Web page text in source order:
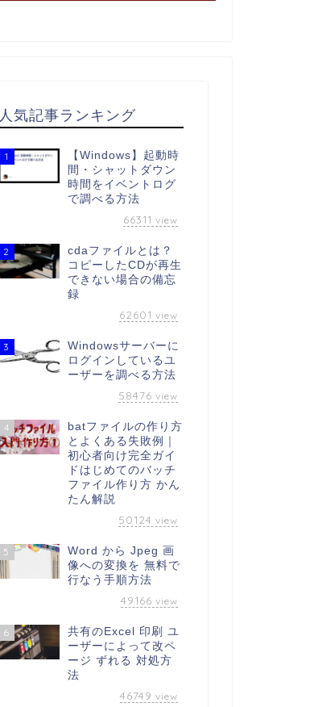
人気記事ランキング
1
【Windows】起動時
間・シャットダウン
時間をイベントログ
で調べる方法
66311 view
2
cdaファイルとは？
コピーしたCDが再生
できない場合の備忘
録
62601 view
3
Windowsサーバーに
ログインしているユ
ーザーを調べる方法
58476 view
4
batファイルの作り方
とよくある失敗例｜
初心者向け完全ガイ
ドはじめてのバッチ
ファイル作り方 かん
たん解説
50124 view
5
Word から Jpeg 画
像への変換を 無料で
行なう手順方法
49166 view
6
共有のExcel 印刷 ユ
ーザーによって改ペ
ージ ずれる 対処方
法
46749 view